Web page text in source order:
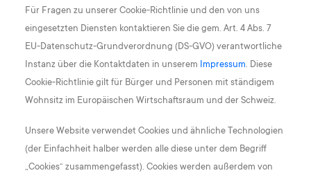
DATEV
MyDATEV Login
Download Fernwartung PC
Download Fernwartung Mac
Für Fragen zu unserer Cookie-Richtlinie und den von uns
eingesetzten Diensten kontaktieren Sie die gem. Art. 4 Abs. 7
EU-Datenschutz-Grundverordnung (DS-GVO) verantwortliche
Instanz über die Kontaktdaten in unserem Impressum. Diese
Cookie-Richtlinie gilt für Bürger und Personen mit ständigem
Wohnsitz im Europäischen Wirtschaftsraum und der Schweiz.
Unsere Website verwendet Cookies und ähnliche Technologien
(der Einfachheit halber werden alle diese unter dem Begriff
„Cookies“ zusammengefasst). Cookies werden außerdem von